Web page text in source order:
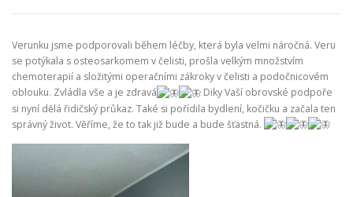
AKTUALITY BLOG
Verunku jsme podporovali během léčby, která byla velmi náročná. Veru
se potýkala s osteosarkomem v čelisti, prošla velkým množstvím
chemoterapií a složitými operačními zákroky v čelisti a podočnicovém
oblouku. Zvládla vše a je zdravá
Diky Vaší obrovské podpoře
si nyní dělá řidičský průkaz. Také si pořídila bydlení, kočičku a začala ten
správný život. Věříme, že to tak již bude a bude šťastná.